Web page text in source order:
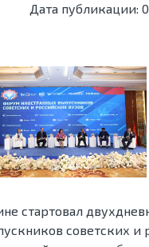
Дата публикации:
стартовал
советских и